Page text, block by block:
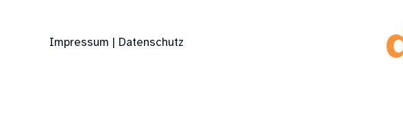
Impressum | Datenschutz